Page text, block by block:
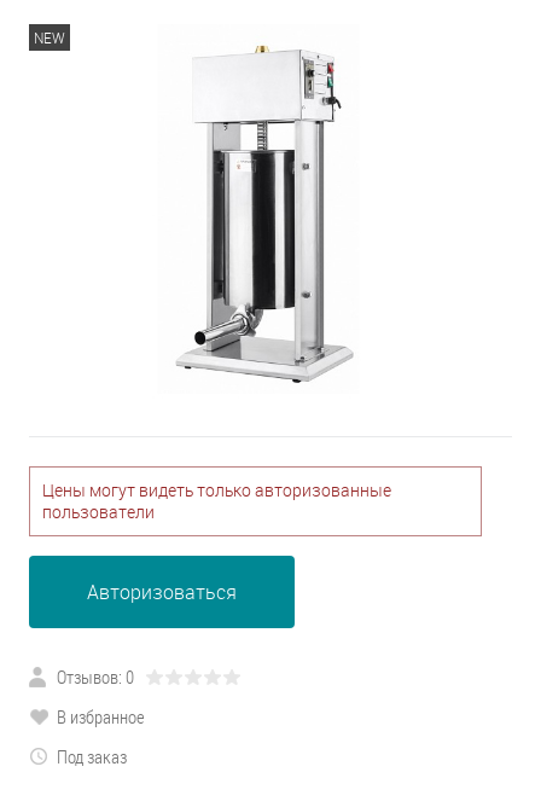
NEW
Цены могут видеть только авторизованные
пользователи
Авторизоваться
Отзывов: 0
В избранное
Под заказ